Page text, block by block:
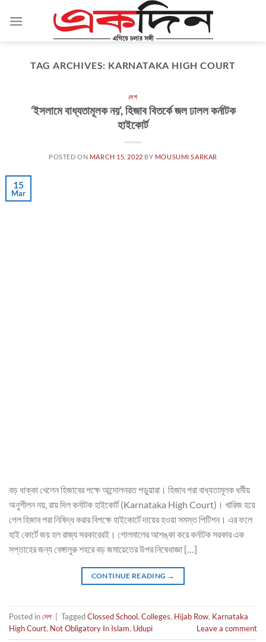
TAG ARCHIVES: KARNATAKA HIGH COURT
দেশ
‘ইসলামে বাধ্যতামূলক নয়’, হিজাব বিতর্কে জল ঢালল কর্নাটক
হাইকোর্ট
POSTED ON MARCH 15, 2022 BY MOUSUMI SARKAR
15
Mar
বড় ধাক্কা খেলেন হিজাবের পক্ষে আন্দোলনরত পড়ুয়ারা। হিজাব পরা বাধ্যতামূলক ধর্মীয়
অনুশীলন নয়, রায় দিল কর্নাটক হাইকোর্ট (Karnataka High Court)। খারিজ হয়ে
গেল হিজাব পরা নিষিদ্ধ করার বিপক্ষে হাইকোর্টে দায়ের হওয়া সমস্ত পিটিশন। এর ফলে
হাই কোর্টে জয় হল রাজ্য সরকারেরই। গোলমালের আশঙ্কা করে কর্নাটক সরকার এক
সপ্তাহের জন্য বেঙ্গালুরু শহরে বড় জমায়েতের উপর নিষেধাজ্ঞা […]
CONTINUE READING →
Posted inদেশ TaggedClossed School, Colleges, Hijab Row, Karnataka
High Court, Not Obligatory In Islam, Udupi Leave a comment